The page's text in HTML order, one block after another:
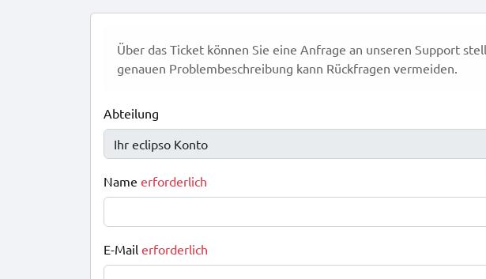
Über das Ticket können Sie eine Anfrage an unseren Support
genauen Problembeschreibung kann Rückfragen vermeiden.
Abteilung
Name erforderlich
E-Mail erforderlich